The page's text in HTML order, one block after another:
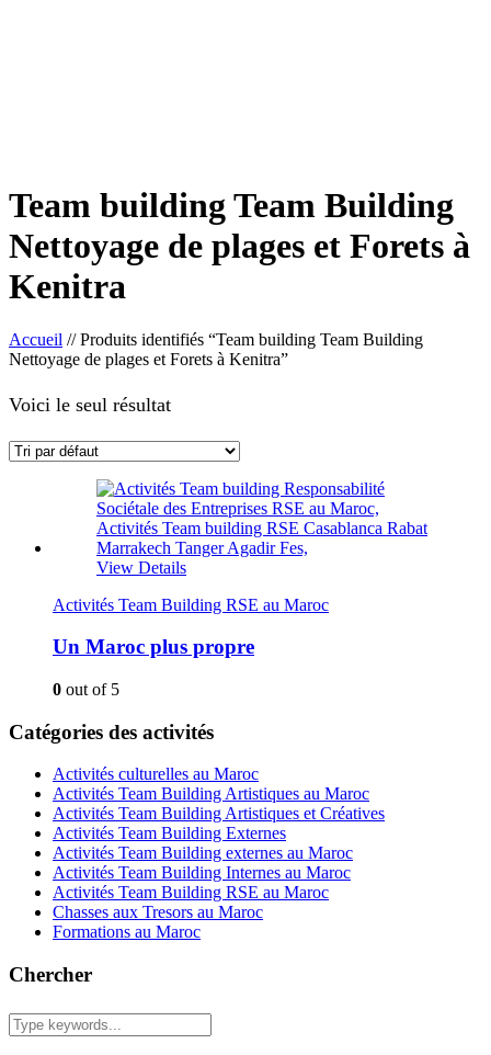
Team building Team Building
Nettoyage de plages et Forets à
Kenitra
Accueil //Produits identifiés “Team building Team Building
Nettoyage de plages et Forets à Kenitra”
Voici le seul résultat
View Details
Activités Team Building RSE au Maroc
Un Maroc plus propre
0 out of 5
Catégories des activités
Activités culturelles au Maroc
Activités Team Building Artistiques au Maroc
Activités Team Building Artistiques et Créatives
Activités Team Building Externes
Activités Team Building externes au Maroc
Activités Team Building Internes au Maroc
Activités Team Building RSE au Maroc
Chasses aux Tresors au Maroc
Formations au Maroc
Chercher